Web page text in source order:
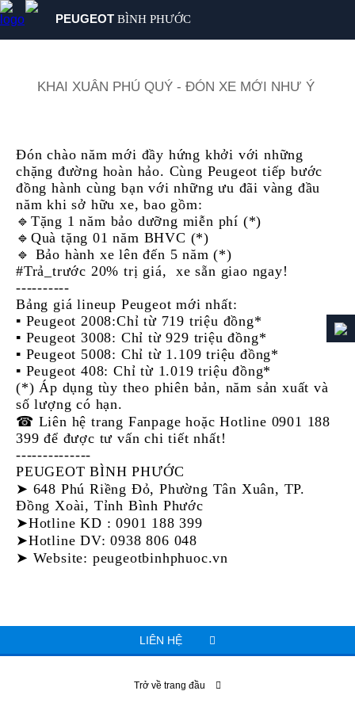
PEUGEOT BÌNH PHƯỚC
TIN TỨC
LIÊN HỆ
KHAI XUÂN PHÚ QUÝ - ĐÓN XE MỚI NHƯ Ý
Đón chào năm mới đầy hứng khởi với những
chặng đường hoàn hảo. Cùng Peugeot tiếp bước
đồng hành cùng bạn với những ưu đãi vàng đầu
năm khi sở hữu xe, bao gồm:
🔹Tặng 1 năm bảo dưỡng miễn phí (*)
🔹Quà tặng 01 năm BHVC (*)
🔹 Bảo hành xe lên đến 5 năm (*)
#Trả_trước 20% trị giá, xe sẵn giao ngay!
----------
Bảng giá lineup Peugeot mới nhất:
▪️ Peugeot 2008:Chỉ từ 719 triệu đồng*
▪️ Peugeot 3008: Chỉ từ 929 triệu đồng*
▪️ Peugeot 5008: Chỉ từ 1.109 triệu đồng*
▪️ Peugeot 408: Chỉ từ 1.019 triệu đồng*
(*) Áp dụng tùy theo phiên bản, năm sản xuất và
số lượng có hạn.
☎ Liên hệ trang Fanpage hoặc Hotline 0901 188
399 để được tư vấn chi tiết nhất!
--------------
PEUGEOT BÌNH PHƯỚC
➤ 648 Phú Riềng Đỏ, Phường Tân Xuân, TP.
Đồng Xoài, Tỉnh Bình Phước
➤Hotline KD : 0901 188 399
➤Hotline DV: 0938 806 048
➤ Website: peugeotbinhphuoc.vn
LIÊN HỆ
Trở về trang đầu